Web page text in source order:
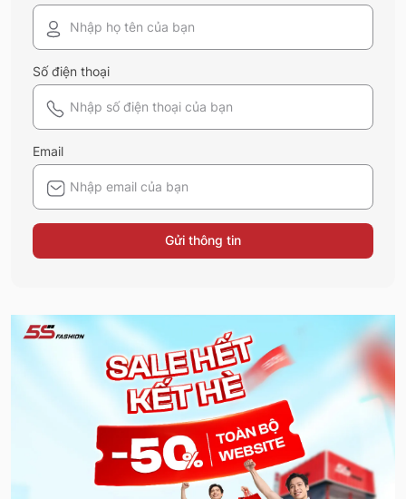
Số điện thoại
Email
Gửi thông tin